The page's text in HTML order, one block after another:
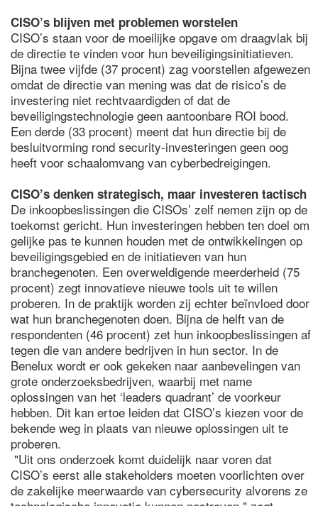
CISO’s blijven met problemen worstelen
CISO’s staan voor de moeilijke opgave om draagvlak bij
de directie te vinden voor hun beveiligingsinitiatieven.
Bijna twee vijfde (37 procent) zag voorstellen afgewezen
omdat de directie van mening was dat de risico’s de
investering niet rechtvaardigden of dat de
beveiligingstechnologie geen aantoonbare ROI bood.
Een derde (33 procent) meent dat hun directie bij de
besluitvorming rond security-investeringen geen oog
heeft voor schaalomvang van cyberbedreigingen.
CISO’s denken strategisch, maar investeren tactisch
De inkoopbeslissingen die CISOs’ zelf nemen zijn op de
toekomst gericht. Hun investeringen hebben ten doel om
gelijke pas te kunnen houden met de ontwikkelingen op
beveiligingsgebied en de initiatieven van hun
branchegenoten. Een overweldigende meerderheid (75
procent) zegt innovatieve nieuwe tools uit te willen
proberen. In de praktijk worden zij echter beïnvloed door
wat hun branchegenoten doen. Bijna de helft van de
respondenten (46 procent) zet hun inkoopbeslissingen af
tegen die van andere bedrijven in hun sector. In de
Benelux wordt er ook gekeken naar aanbevelingen van
grote onderzoeksbedrijven, waarbij met name
oplossingen van het ‘leaders quadrant’ de voorkeur
hebben. Dit kan ertoe leiden dat CISO’s kiezen voor de
bekende weg in plaats van nieuwe oplossingen uit te
proberen.
"Uit ons onderzoek komt duidelijk naar voren dat
CISO’s eerst alle stakeholders moeten voorlichten over
de zakelijke meerwaarde van cybersecurity alvorens ze